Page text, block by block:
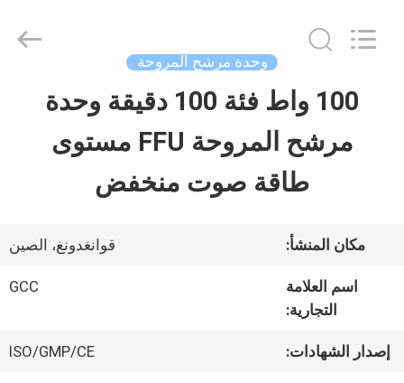
المنزل
مقاطع
فيديو
حولنا
Cleanroom
Construction
وحدة مرشح المروحة
100 واط فئة 100 دقيقة وحدة
مرشح المروحة FFU مستوى
طاقة صوت منخفض
مكان المنشأ: قوانغدونغ، الصين
اسم العلامة
التجارية:
GCC
إصدار الشهادات: ISO/GMP/CE